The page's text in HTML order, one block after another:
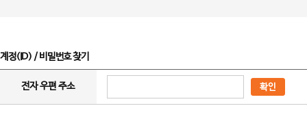
계정(ID) / 비밀번호 찾기
전자 우편 주소 확인